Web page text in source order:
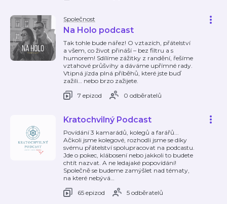
Společnost
Na Holo podcast
Tak tohle bude nářez! O vztazích, přátelství
a všem, co život přináší – bez filtru a s
humorem! Sdílíme zážitky z randění, řešíme
vztahové průšvihy a dáváme upřímné rady.
Vtipná jízda plná příběhů, které jste buď
zažili… nebo brzo zažijete.
7 epizod
0 odběratelů
Kratochvilný Podcast
Povídání 3 kamarádů, kolegů a farářů...
Ačkoli jsme kolegové, rozhodli jsme se díky
svému přátelství spolupracovat na podcastu.
Jde o pokec, klábosení nebo jakkoli to budete
chtít nazvat. A ne ledajaké popovídání!
Společně se budeme zamýšlet nad tématy,
na které nebývá…
65 epizod
5 odběratelů